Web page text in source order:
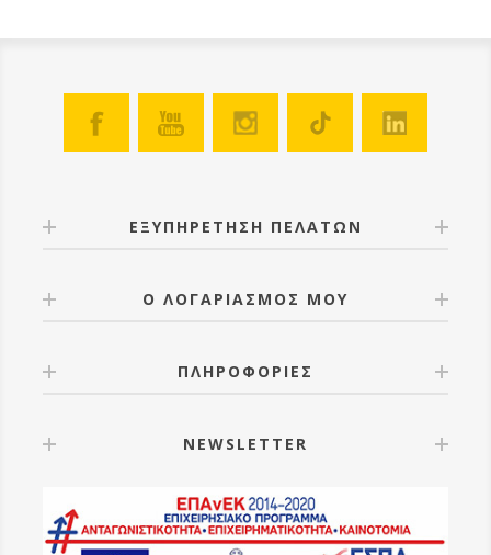
ΕΞΥΠΗΡΕΤΗΣΗ ΠΕΛΑΤΩΝ
Ο ΛΟΓΑΡΙΑΣΜΟΣ ΜΟΥ
ΠΛΗΡΟΦΟΡΙΕΣ
NEWSLETTER